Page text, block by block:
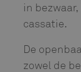
in
cassatie.
De
zowel de